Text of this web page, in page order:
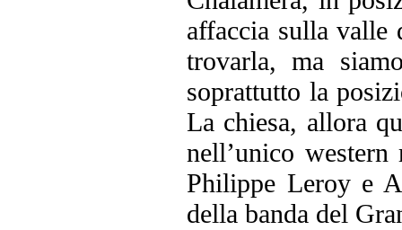
affaccia sulla valle
trovarla, ma
soprattutto la
La chiesa, allora
nell’unico
Philippe Leroy e
della banda del